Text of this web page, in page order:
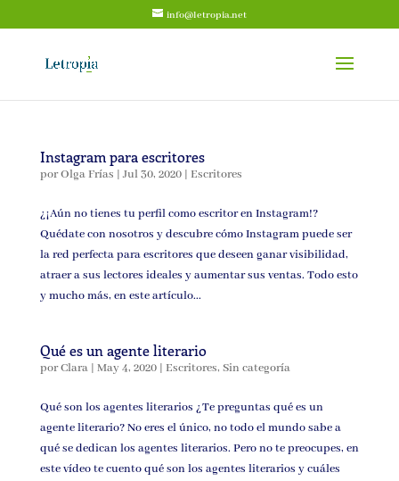
info@letropia.net
Instagram para escritores
porOlga Frías | Jul 30, 2020| Escritores
¿¡Aún no tienes tu perfil como escritor en Instagram!?
Quédate con nosotros y descubre cómo Instagram puede ser
la red perfecta para escritores que deseen ganar visibilidad,
atraer a sus lectores ideales y aumentar sus ventas. Todo esto
y mucho más, en este artículo...
Qué es un agente literario
porClara| May 4, 2020| Escritores, Sin categoría
Qué son los agentes literarios ¿Te preguntas qué es un
agente literario? No eres el único, no todo el mundo sabe a
qué se dedican los agentes literarios. Pero no te preocupes, en
este vídeo te cuento qué son los agentes literarios y cuáles